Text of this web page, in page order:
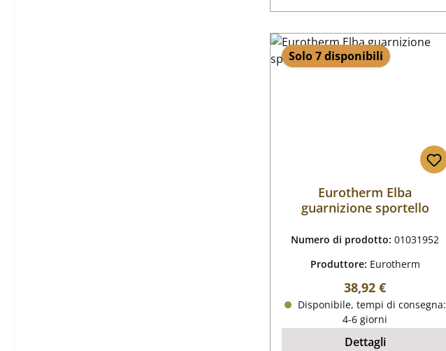
Solo 7 disponibili
Eurotherm Elba
guarnizione sportello
Numero di prodotto:01031952
Produttore: Eurotherm
Prezzo normale:
38,92 €
Disponibile, tempi di consegna:
4-6 giorni
Dettagli